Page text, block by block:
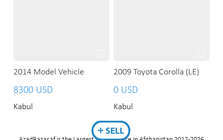
2014 Model Vehicle
8300 USD
Kabul
2009 Toyota Corolla (LE)
0 USD
Kabul